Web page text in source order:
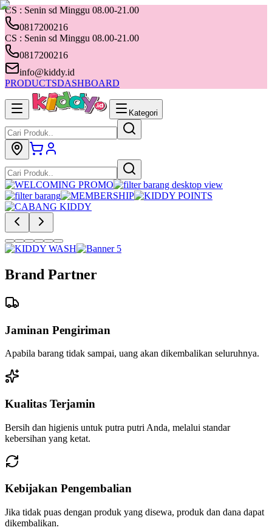
CS : Senin sd Minggu 08.00-21.00
0817200216
CS : Senin sd Minggu 08.00-21.00
0817200216
info@kiddy.id
PRODUCTSDASHBOARD
Kategori
Brand Partner
Jaminan Pengiriman
Apabila barang tidak sampai, uang akan dikembalikan seluruhnya.
Kualitas Terjamin
Bersih dan higienis untuk putra putri Anda, melalui standar
kebersihan yang ketat.
Kebijakan Pengembalian
Jika tidak puas dengan produk yang disewa, produk dan dana dapat
dikembalikan.